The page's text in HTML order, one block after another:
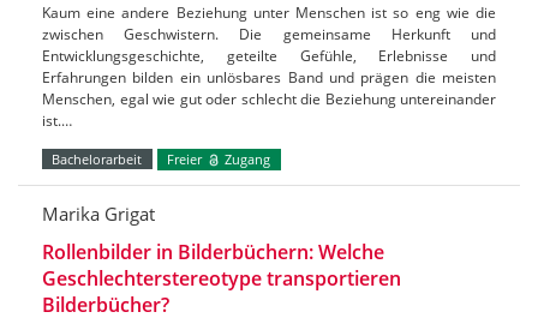
Kaum eine andere Beziehung unter Menschen ist so eng wie die
zwischen Geschwistern. Die gemeinsame Herkunft und
Entwicklungsgeschichte, geteilte Gefühle, Erlebnisse und
Erfahrungen bilden ein unlösbares Band und prägen die meisten
Menschen, egal wie gut oder schlecht die Beziehung untereinander
ist.…
Bachelorarbeit Freier Zugang
Marika Grigat
Rollenbilder in Bilderbüchern: Welche
Geschlechterstereotype transportieren
Bilderbücher?